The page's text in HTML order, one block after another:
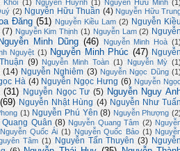
Khôi (1) Nguyễn Huỳnh (1) Nguyễn Hữu Minh
(2) Nguyễn Hữu Thuần (4) Nguyễn Hữu
Đăng (51) Nguyễn Kiều Lam (2) Nguyễn
(7) Nguyễn Kim Thịnh (1) Nguyễn Lam (2)
Nguyễn Minh Dũng (46) Nguyễn Minh Hoà
Nguyệt (1) Nguyễn Minh Phúc (47)
(9) Nguyễn Minh Toàn (1) Nguyễn Mỳ
(14) Nguyễn Nghiêm (3) Nguyễn Ngọc Dũng
Hà (4) Nguyễn Ngọc Hưng (6) Nguyễn
(31) Nguyễn Ngọc Tư (5) Nguyễn Nguy
(69) Nguyễn Nhật Hùng (4) Nguyễn Như
(1) Nguyễn Phú Yên (8) Nguyễn Phượng
Quang Quân (8) Nguyễn Quang Tâm (2)
Nguyễn Quốc Ái (1) Nguyễn Quốc Bảo (1)
Tâm (1) Nguyễn Tấn Thuyên (3)